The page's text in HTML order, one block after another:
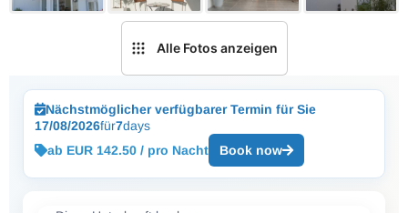
Alle Fotos anzeigen
Nächstmöglicher verfügbarer Termin für Sie
17/08/2026für7days
ab EUR 142.50 / pro Nacht
Book now